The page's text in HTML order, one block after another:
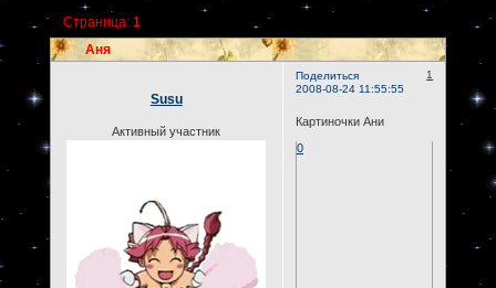
Аня
Страница: 1
Поделиться
1
2008-08-24 11:55:55
Susu
Активный участник
Картиночки Ани
0